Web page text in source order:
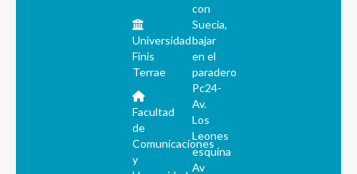
Universidad
Finis
Terrae
Facultad
de
Comunicaciones
y
con
Suecia,
bajar
en el
paradero
Pc24-
Av.
Los
Leones
esquina
Av